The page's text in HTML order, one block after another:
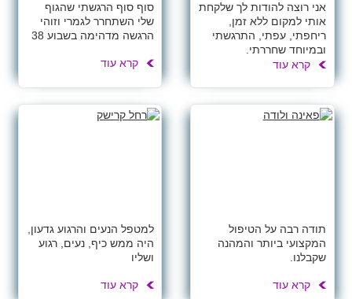
אני רוצה להודות לך שלקחת
אותי למקום ללא זמן,
ריחפתי, עפתי, התרגשתי
ובמיוחד שחררתי.
קרא עוד
סוף סוף הרגשתי שהגוף
שלי השתחרר לגמרי וזוהי
הרגשה מדהימה בשבוע 38
קרא עוד
תודה רבה על הטיפול
המקצועי ביותר והמהנה
שקבלנו.
קרא עוד
למטפל הנעים והרגוע גדעון,
היה ממש כיף, נעים, רגוע
ושליו
קרא עוד